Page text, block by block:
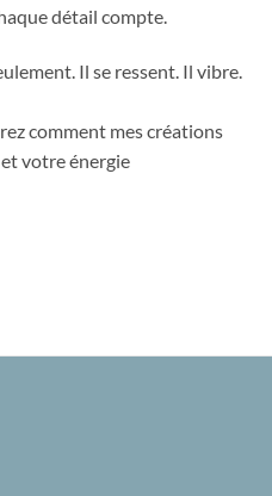
détail compte.
Il se ressent. Il vibre.
comment mes créations
votre énergie